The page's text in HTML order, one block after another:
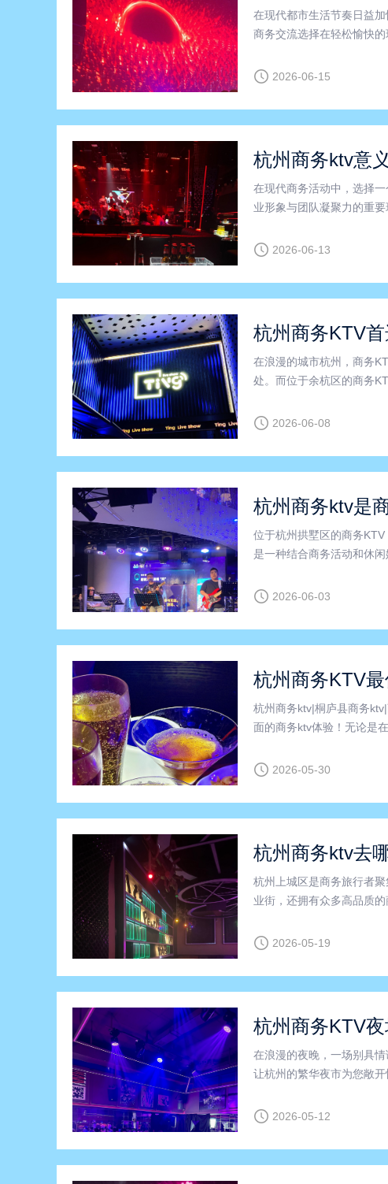
在现代都市生活节奏日益
商务交流选择在轻松愉快
理想之地。杭州商务KTV
2026-06-15
杭州商务ktv意
在现代商务活动中，选择
业形象与团队凝聚力的重
意思”这几个关键词，带您
2026-06-13
杭州商务KTV
在浪漫的城市杭州，商务
处。而位于余杭区的商务
作伙伴们一起畅饮烈酒，
2026-06-08
杭州商务ktv是
位于杭州拱墅区的商务
是一种结合商务活动和休
尽情享受高品质的KTV音
2026-06-03
杭州商务KTV
杭州商务ktv|桐庐县商务
面的商务ktv体验！无论是
是团队建设，商务ktv都能
2026-05-30
杭州商务ktv去
杭州上城区是商务旅行者
业街，还拥有众多高品质
它融合了休闲娱乐和高端
2026-05-19
杭州商务KTV
在浪漫的夜晚，一场别具
让杭州的繁华夜市为您敞
闲放松的空间。无论是商
2026-05-12